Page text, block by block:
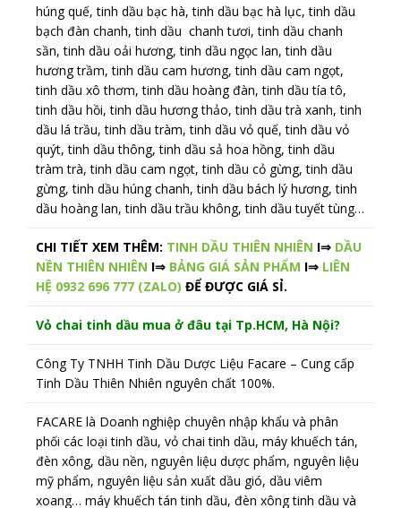
húng quế, tinh dầu bạc hà, tinh dầu bạc hà lục, tinh dầu
bạch đàn chanh, tinh dầu chanh tươi, tinh dầu chanh
sần, tinh dầu oải hương, tinh dầu ngọc lan, tinh dầu
hương trầm, tinh dầu cam hương, tinh dầu cam ngọt,
tinh dầu xô thơm, tinh dầu hoàng đàn, tinh dầu tía tô,
tinh dầu hồi, tinh dầu hương thảo, tinh dầu trà xanh, tinh
dầu lá trầu, tinh dầu tràm, tinh dầu vỏ quế, tinh dầu vỏ
quýt, tinh dầu thông, tinh dầu sả hoa hồng, tinh dầu
tràm trà, tinh dầu cam ngọt, tinh dầu cỏ gừng, tinh dầu
gừng, tinh dầu húng chanh, tinh dầu bách lý hương, tinh
dầu hoàng lan, tinh dầu trầu không, tinh dầu tuyết tùng…
CHI TIẾT XEM THÊM: TINH DẦU THIÊN NHIÊN I⇒ DẦU
NỀN THIÊN NHIÊN I⇒ BẢNG GIÁ SẢN PHẨM I⇒ LIÊN
HỆ 0932 696 777 (ZALO) ĐỂ ĐƯỢC GIÁ SỈ.
Vỏ chai tinh dầu mua ở đâu tại Tp.HCM, Hà Nội?
Công Ty TNHH Tinh Dầu Dược Liệu Facare – Cung cấp
Tinh Dầu Thiên Nhiên nguyên chất 100%.
FACARE là Doanh nghiệp chuyên nhập khẩu và phân
phối các loại tinh dầu, vỏ chai tinh dầu, máy khuếch tán,
đèn xông, dầu nền, nguyên liệu dược phẩm, nguyên liệu
mỹ phẩm, nguyên liệu sản xuất dầu gió, dầu viêm
xoang… máy khuếch tán tinh dầu, đèn xông tinh dầu và